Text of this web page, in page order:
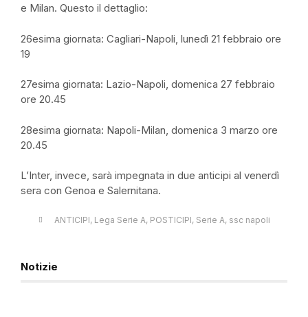
e Milan. Questo il dettaglio:
26esima giornata: Cagliari-Napoli, lunedì 21 febbraio ore
19
27esima giornata: Lazio-Napoli, domenica 27 febbraio
ore 20.45
28esima giornata: Napoli-Milan, domenica 3 marzo ore
20.45
L’Inter, invece, sarà impegnata in due anticipi al venerdì
sera con Genoa e Salernitana.
ANTICIPI, Lega Serie A, POSTICIPI, Serie A, ssc napoli
Notizie